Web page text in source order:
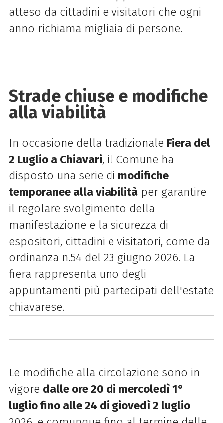
atteso da cittadini e visitatori che ogni
anno richiama migliaia di persone.
Strade chiuse e modifiche
alla viabilità
In occasione della tradizionale Fiera del
2 Luglio a Chiavari, il Comune ha
disposto una serie di modifiche
temporanee alla viabilitàper garantire
il regolare svolgimento della
manifestazione e la sicurezza di
espositori, cittadini e visitatori, come da
ordinanza n.54 del 23 giugno 2026. La
fiera rappresenta uno degli
appuntamenti più partecipati dell'estate
chiavarese.
Le modifiche alla circolazione sono in
vigore dalle ore 20 di mercoledì 1°
luglio fino alle 24 di giovedì 2 luglio